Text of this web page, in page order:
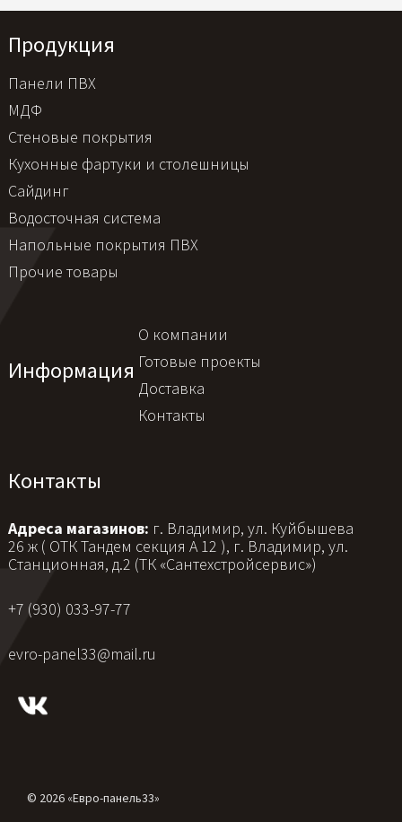
Продукция
Панели ПВХ
МДФ
Стеновые покрытия
Кухонные фартуки и столешницы
Сайдинг
Водосточная система
Напольные покрытия ПВХ
Прочие товары
Информация
О компании
Готовые проекты
Доставка
Контакты
Контакты
Адреса магазинов: г. Владимир, ул. Куйбышева
26 ж ( ОТК Тандем секция А 12 ), г. Владимир, ул.
Станционная, д.2 (ТК «Сантехстройсервис»)
+7 (930) 033-97-77
evro-panel33@mail.ru
© 2026 «Евро-панель33»